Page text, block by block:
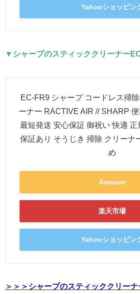
Yahooショッピン
▼シャープのスティッククリーナー
EC-FR9 シャープ コードレス掃
ーナー RACTIVE AIR // SHARP
最短発送 安心保証 御祝い 快適
保証あり そうじき 掃除 クリーナ
め
Amazon
楽天市場
Yahooショッピン
＞＞＞シャープのスティッククリー